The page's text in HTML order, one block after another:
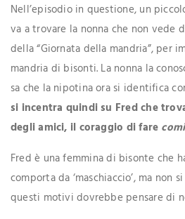
Nell’episodio in questione, un
va a trovare la nonna che non vede
della “Giornata della mandria”, per
mandria di bisonti. La nonna la
sa che la nipotina ora si identifica
si incentra quindi su Fred che
degli amici, il coraggio di fare
Fred è una femmina di bisonte che
comporta da ‘maschiaccio’, ma non
questi motivi dovrebbe pensare di